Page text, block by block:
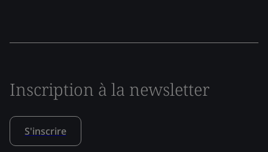
Inscription à la newsletter
S'inscrire